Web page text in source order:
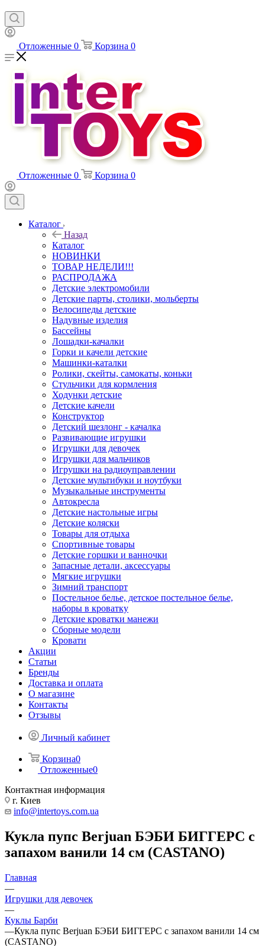
Отложенные 0 Корзина 0
Отложенные 0 Корзина 0
Каталог
Назад
Каталог
НОВИНКИ
ТОВАР НЕДЕЛИ!!!
РАСПРОДАЖА
Детские электромобили
Детские парты, столики, мольберты
Велосипеды детские
Надувные изделия
Бассейны
Лошадки-качалки
Горки и качели детские
Машинки-каталки
Ролики, скейты, самокаты, коньки
Стульчики для кормления
Ходунки детские
Детские качели
Конструктор
Детский шезлонг - качалка
Развивающие игрушки
Игрушки для девочек
Игрушки для мальчиков
Игрушки на радиоуправлении
Детские мультибуки и ноутбуки
Музыкальные инструменты
Автокресла
Детские настольные игры
Детские коляски
Товары для отдыха
Спортивные товары
Детские горшки и ванночки
Запасные детали, аксессуары
Мягкие игрушки
Зимний транспорт
Постельное белье, детское постельное белье,
наборы в кроватку
Детские кроватки манежи
Сборные модели
Кровати
Акции
Статьи
Бренды
Доставка и оплата
О магазине
Контакты
Отзывы
Личный кабинет
Корзина0
Отложенные0
Контактная информация
г. Киев
info@intertoys.com.ua
Кукла пупс Berjuan БЭБИ БИГГЕРС с
запахом ванили 14 см (CASTANO)
Главная
—
Игрушки для девочек
—
Куклы Барби
—Кукла пупс Berjuan БЭБИ БИГГЕРС с запахом ванили 14 см
(CASTANO)